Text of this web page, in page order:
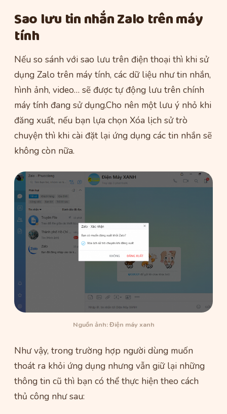
Sao lưu tin nhắn Zalo trên máy
tính
Nếu so sánh với sao lưu trên điện thoại thì khi sử
dụng Zalo trên máy tính, các dữ liệu như tin nhắn,
hình ảnh, video… sẽ được tự động lưu trên chính
máy tính đang sử dụng.Cho nên một lưu ý nhỏ khi
đăng xuất, nếu bạn lựa chọn Xóa lịch sử trò
chuyện thì khi cài đặt lại ứng dụng các tin nhắn sẽ
không còn nữa.
Nguồn ảnh: Điện máy xanh
Như vậy, trong trường hợp người dùng muốn
thoát ra khỏi ứng dụng nhưng vẫn giữ lại những
thông tin cũ thì bạn có thể thực hiện theo cách
thủ công như sau: